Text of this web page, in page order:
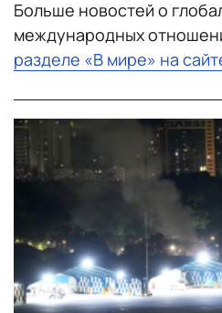
Больше новостей о
международных
разделе «В мире» на